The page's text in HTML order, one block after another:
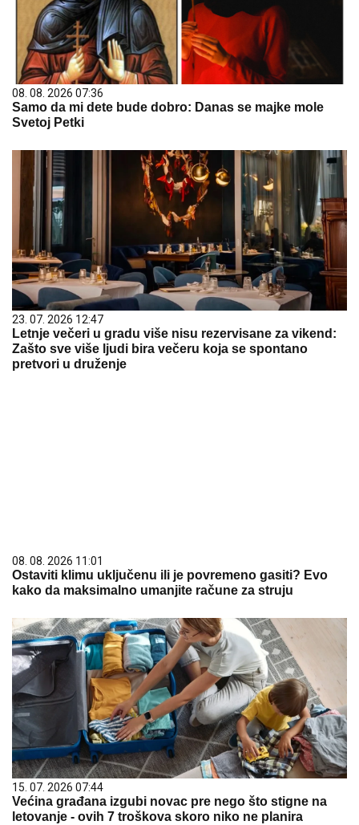
08. 08. 2026 07:36
Samo da mi dete bude dobro: Danas se majke mole
Svetoj Petki
23. 07. 2026 12:47
Letnje večeri u gradu više nisu rezervisane za vikend:
Zašto sve više ljudi bira večeru koja se spontano
pretvori u druženje
08. 08. 2026 11:01
Ostaviti klimu uključenu ili je povremeno gasiti? Evo
kako da maksimalno umanjite račune za struju
15. 07. 2026 07:44
Većina građana izgubi novac pre nego što stigne na
letovanje - ovih 7 troškova skoro niko ne planira